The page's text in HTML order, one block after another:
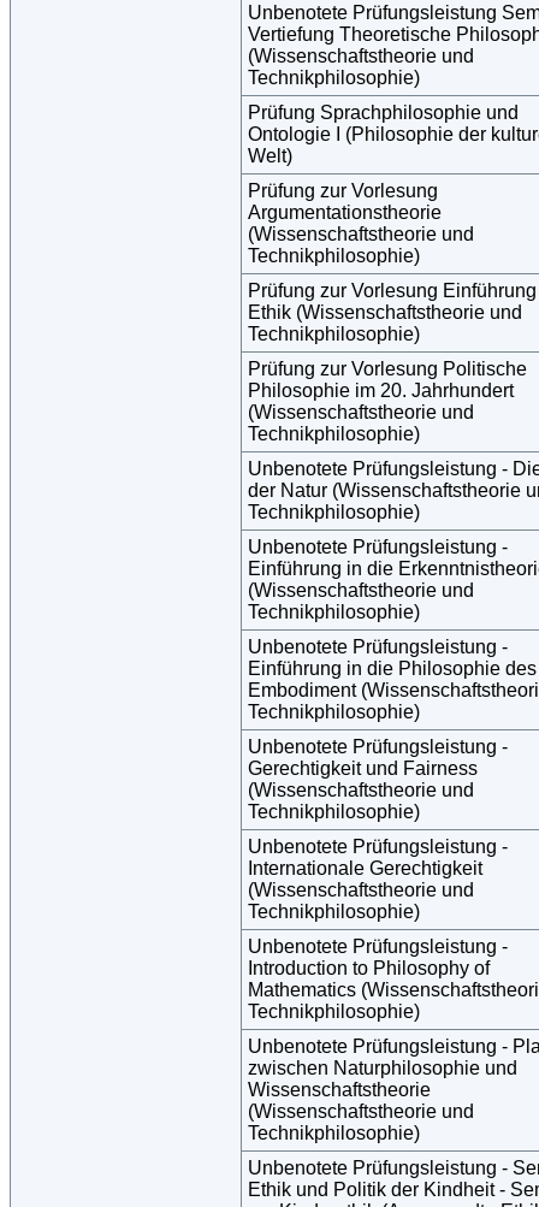
Unbenotete Prüfungsleistung
Vertiefung Theoretische
(Wissenschaftstheorie und
Technikphilosophie)
Prüfung Sprachphilosophie und
Ontologie I (Philosophie der
Welt)
Prüfung zur Vorlesung
Argumentationstheorie
(Wissenschaftstheorie und
Technikphilosophie)
Prüfung zur Vorlesung
Ethik (Wissenschaftstheorie und
Technikphilosophie)
Prüfung zur Vorlesung Politische
Philosophie im 20. Jahrhundert
(Wissenschaftstheorie und
Technikphilosophie)
Unbenotete Prüfungsleistung -
der Natur (Wissenschaftstheorie
Technikphilosophie)
Unbenotete Prüfungsleistung -
Einführung in die
(Wissenschaftstheorie und
Technikphilosophie)
Unbenotete Prüfungsleistung -
Einführung in die Philosophie des
Embodiment
Technikphilosophie)
Unbenotete Prüfungsleistung -
Gerechtigkeit und Fairness
(Wissenschaftstheorie und
Technikphilosophie)
Unbenotete Prüfungsleistung -
Internationale Gerechtigkeit
(Wissenschaftstheorie und
Technikphilosophie)
Unbenotete Prüfungsleistung -
Introduction to Philosophy of
Mathematics
Technikphilosophie)
Unbenotete Prüfungsleistung -
zwischen Naturphilosophie und
Wissenschaftstheorie
(Wissenschaftstheorie und
Technikphilosophie)
Unbenotete Prüfungsleistung -
Ethik und Politik der Kindheit -